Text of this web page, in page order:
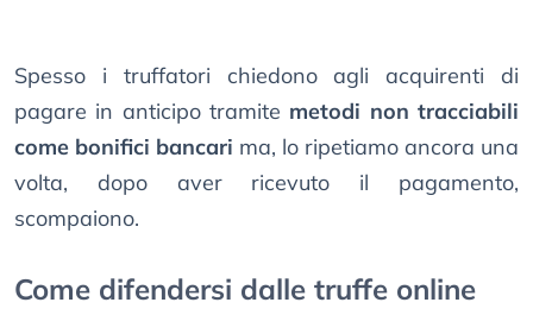
Spesso i truffatori chiedono agli acquirenti di
pagare in anticipo tramite metodi non tracciabili
come bonifici bancari ma, lo ripetiamo ancora una
volta, dopo aver ricevuto il pagamento,
scompaiono.
Come difendersi dalle truffe online